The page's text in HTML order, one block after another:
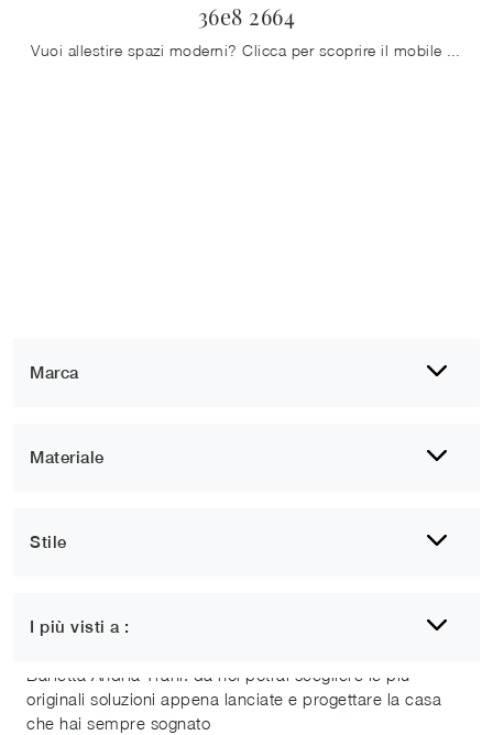
Marca
Materiale
Stile
I più visti a :
36e8 2664
Barletta Andria Trani: da noi potrai scegliere le più
originali soluzioni appena lanciate e progettare la casa
che hai sempre sognato